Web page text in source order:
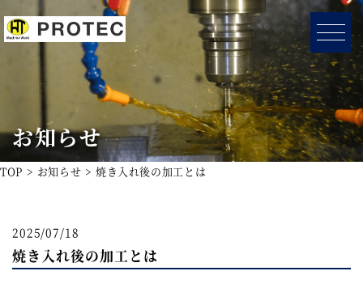
お知らせ
TOP お知らせ 焼き入れ後の加工とは
2025/07/18
焼き入れ後の加工とは